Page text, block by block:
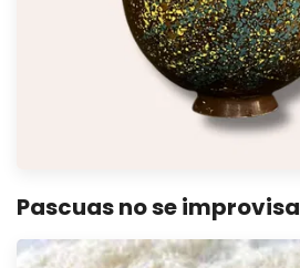
Pascuas no se improvisa